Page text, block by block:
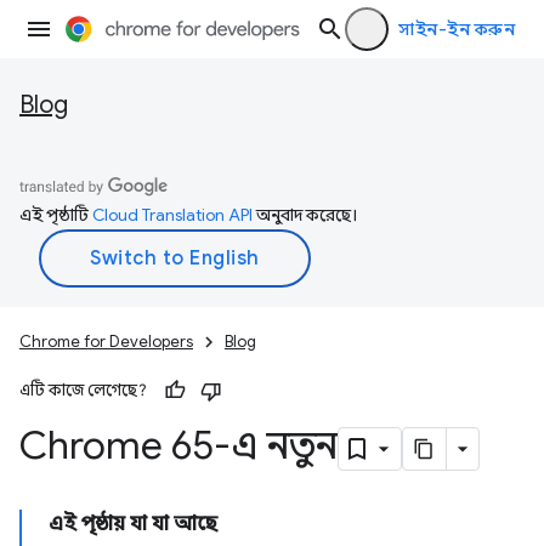
সাইন-ইন করুন
Blog
এই পৃষ্ঠাটিCloud Translation APIঅনুবাদ করেছে।
Chrome for Developers Blog
এটি কাজে লেগেছে?
Chrome 65-এ নতুন
এই পৃষ্ঠায় যা যা আছে